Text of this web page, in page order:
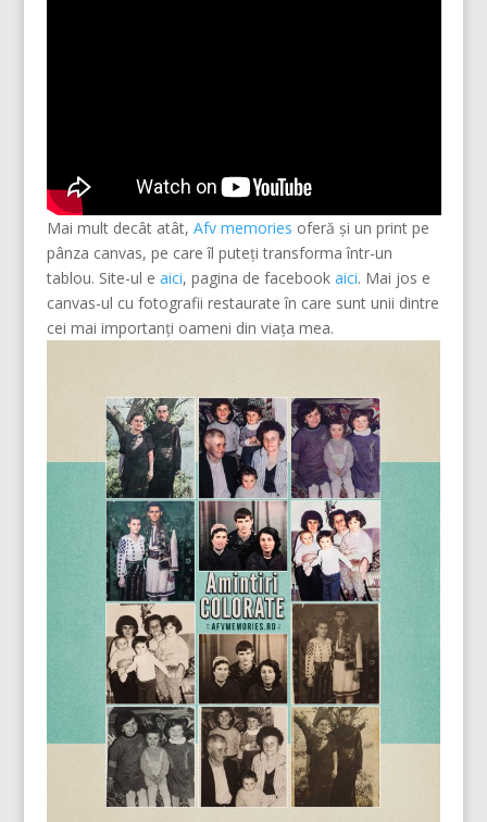
Mai mult decât atât, Afv memories oferă și un print pe
pânza canvas, pe care îl puteți transforma într-un
tablou. Site-ul e aici, pagina de facebook aici. Mai jos e
canvas-ul cu fotografii restaurate în care sunt unii dintre
cei mai importanți oameni din viața mea.